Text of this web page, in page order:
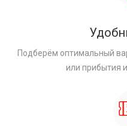
Подберём оптимальный
или прибытия